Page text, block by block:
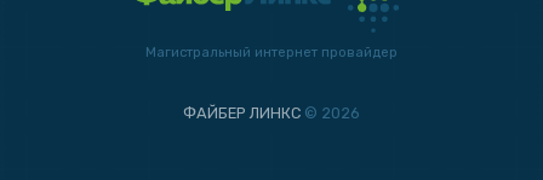
Магистральный интернет провайдер
ФАЙБЕР ЛИНКС © 2026